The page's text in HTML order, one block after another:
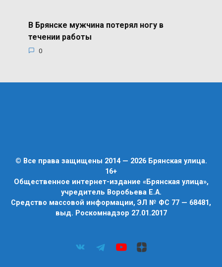
В Брянске мужчина потерял ногу в
течении работы
0
© Все права защищены 2014 — 2026 Брянская улица.
16+
Общественное интернет-издание «Брянская улица»,
учредитель Воробьева Е.А.
Средство массовой информации, ЭЛ № ФС 77 — 68481,
выд. Роскомнадзор 27.01.2017